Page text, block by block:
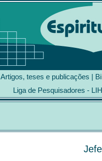
Artigos, teses e publicações |
Liga de Pesquisadores -